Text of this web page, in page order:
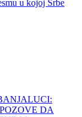
u kojoj Srbe
DA